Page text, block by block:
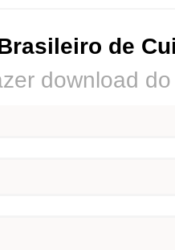
de
download